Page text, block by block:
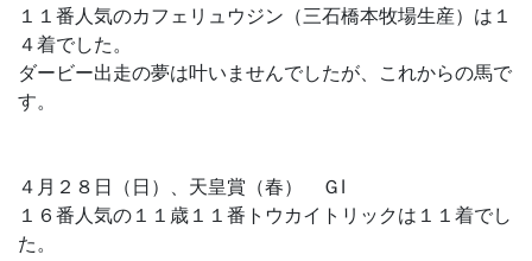
１１番人気のカフェリュウジン（三石橋本牧場生産）は１
４着でした。
ダービー出走の夢は叶いませんでしたが、これからの馬で
す。
４月２８日（日）、天皇賞（春） ＧⅠ
１６番人気の１１歳１１番トウカイトリックは１１着でし
た。